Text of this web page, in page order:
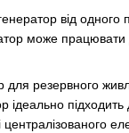
від одного
може
для резервного
ідеально
централізованого